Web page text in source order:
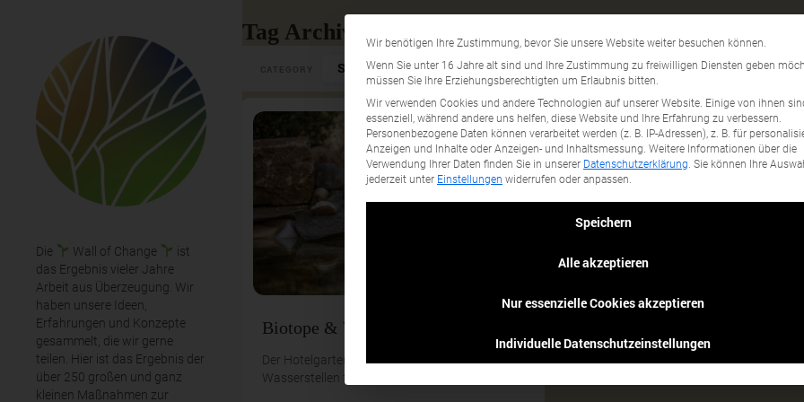
Die Wall of Change
ist
das Ergebnis vieler Jahre
Arbeit aus Überzeugung. Wir
haben unsere Ideen,
Erfahrungen und Konzepte
gesammelt, die wir gerne
teilen. Hier ist das Ergebnis der
über 250 großen und ganz
kleinen Maßnahmen zur
Tag Archives: Tiere
Select Category...
Biotope & Wasserstellen
Der Hotelgarten hat eine Vielzahl von
Wasserstellen für Tiere und Insekten.
Wir benötigen Ihre Zustimmung, bevor Sie unsere Website weiter besuchen können.
Wenn Sie unter 16 Jahre alt sind und Ihre Zustimmung zu freiwilligen Diensten geben
müssen Sie Ihre Erziehungsberechtigten um Erlaubnis bitten.
Wir verwenden Cookies und andere Technologien auf unserer Website. Einige von ihnen
essenziell, während andere uns helfen, diese Website und Ihre Erfahrung zu verbessern.
Personenbezogene Daten können verarbeitet werden (z. B. IP-Adressen), z. B. für
Anzeigen und Inhalte oder Anzeigen- und Inhaltsmessung. Weitere Informationen über die
Verwendung Ihrer Daten finden Sie in unserer Datenschutzerklärung. Sie können Ihre
jederzeit unter Einstellungen widerrufen oder anpassen.
Speichern
Alle akzeptieren
Nur essenzielle Cookies akzeptieren
Individuelle Datenschutzeinstellungen